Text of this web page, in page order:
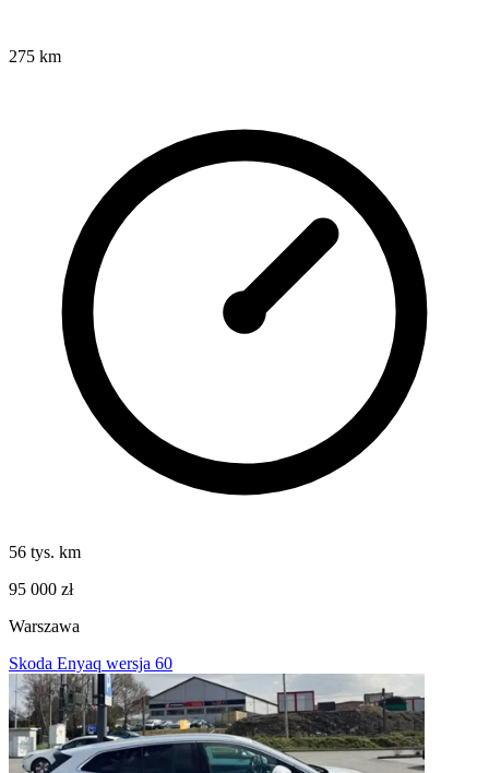
275 km
56 tys. km
95 000 zł
Warszawa
Skoda Enyaq wersja 60